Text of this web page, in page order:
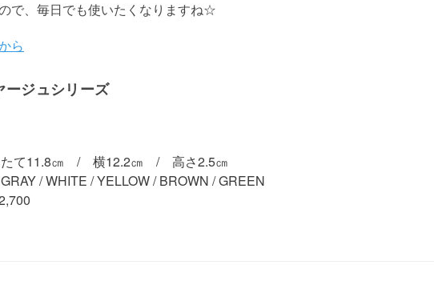
で、毎日でも使いたくなりますね☆
ら
ージュシリーズ
たて11.8㎝ / 横12.2㎝ / 高さ2.5㎝
/ WHITE / YELLOW / BROWN / GREEN